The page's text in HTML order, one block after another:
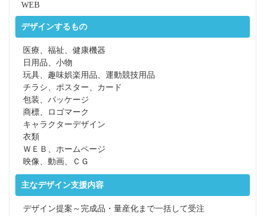
WEB
デザインするもの
医療、福祉、健康機器
日用品、小物
玩具、趣味娯楽用品、運動競技用品
チラシ、ポスター、カード
包装、パッケージ
商標、ロゴマーク
キャラクターデザイン
衣類
ＷＥＢ、ホームページ
映像、動画、ＣＧ
主なデザイン支援内容
デザイン提案～完成品・量産化まで一括して受注